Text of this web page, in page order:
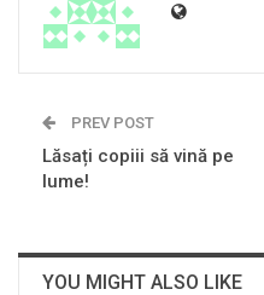
PREV POST
Lăsați copiii să vină pe
lume!
YOU MIGHT ALSO LIKE